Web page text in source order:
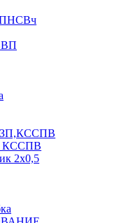
ПНСВч
КССПВ
2х0,5